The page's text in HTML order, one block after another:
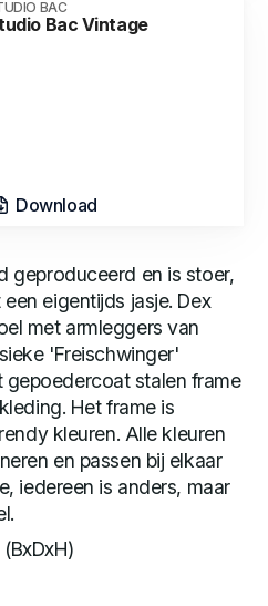
BAC
Bac Vintage
Download
geproduceerd en is stoer,
eigentijds jasje. Dex
met armleggers van
'Freischwinger'
stalen frame
Het frame is
kleuren. Alle kleuren
en passen bij elkaar
iedereen is anders, maar